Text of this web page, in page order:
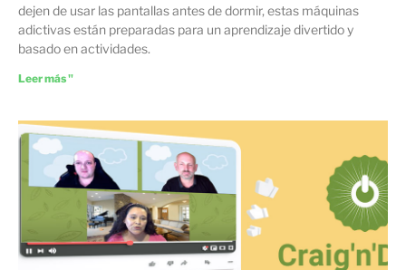
dejen de usar las pantallas antes de dormir, estas máquinas
adictivas están preparadas para un aprendizaje divertido y
basado en actividades.
Leer más "